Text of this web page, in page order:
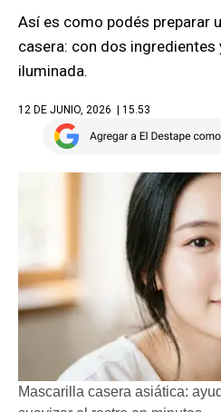
Así es como podés preparar
casera: con dos ingredientes
iluminada.
12 DE JUNIO, 2026 | 15.53
Mascarilla casera asiática: